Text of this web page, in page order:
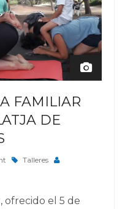
FAMILIAR
DE
Talleres
ofrecido el 5 de